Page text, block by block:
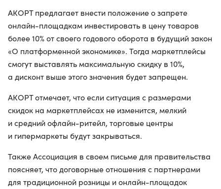
АКОРТ предлагает внести положение о запрете
онлайн-площадкам инвестировать в цену товаров
более 10% от своего годового оборота в будущий закон
«О платформенной экономике». Тогда маркетплейсы
смогут выставлять максимальную скидку в 10%,
а дисконт выше этого значения будет запрещен.
АКОРТ отмечает, что если ситуация с размерами
скидок на маркетплейсах не изменится, мелкий
и средний офлайн-ритейл, торговые центры
и гипермаркеты будут закрываться.
Также Ассоциация в своем письме для правительства
поясняет, что договорные отношения с партнерами
для традиционной розницы и онлайн-площадок